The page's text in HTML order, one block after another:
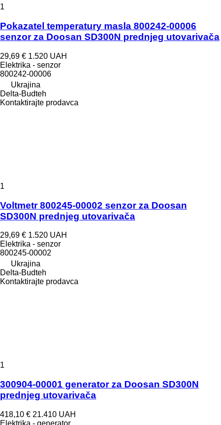
1
Pokazatel temperatury masla 800242-00006
senzor za Doosan SD300N prednjeg utovarivača
29,69 € 1.520 UAH
Elektrika - senzor
800242-00006
Ukrajina
Delta-Budteh
Kontaktirajte prodavca
1
Voltmetr 800245-00002 senzor za Doosan
SD300N prednjeg utovarivača
29,69 € 1.520 UAH
Elektrika - senzor
800245-00002
Ukrajina
Delta-Budteh
Kontaktirajte prodavca
1
300904-00001 generator za Doosan SD300N
prednjeg utovarivača
418,10 € 21.410 UAH
Elektrika - generator